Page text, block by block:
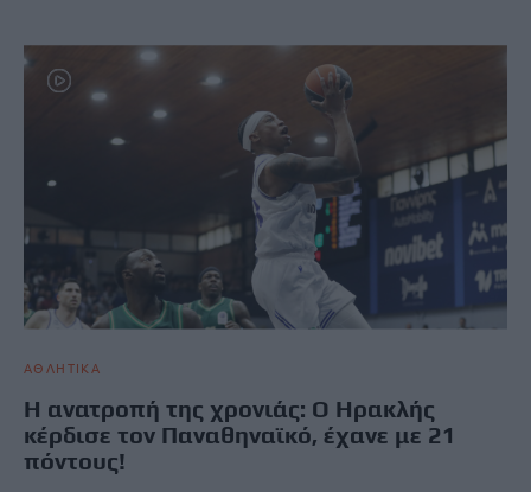
ΑΘΛΗΤΙΚΑ
Η ανατροπή της χρονιάς: Ο Ηρακλής
κέρδισε τον Παναθηναϊκό, έχανε με 21
πόντους!